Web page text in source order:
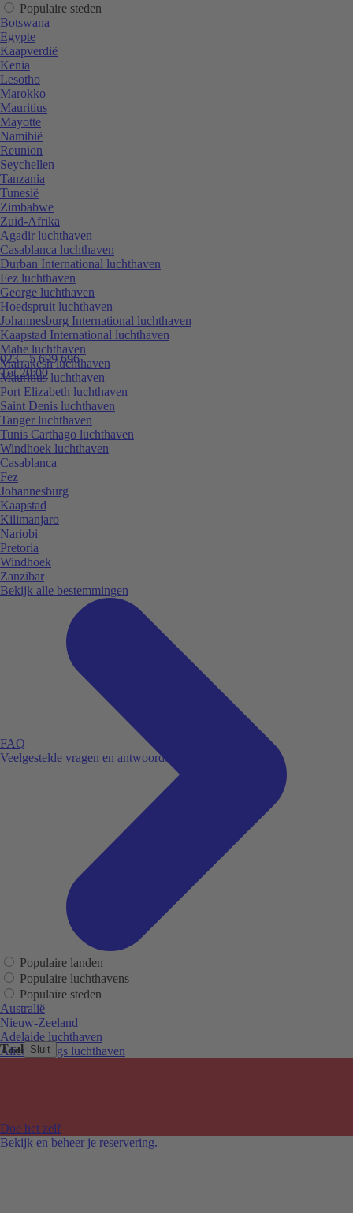
Taal Sluit
023 - 5 699 696
Tot 20:00
FAQ
Veelgestelde vragen en antwoorden.
Doe het zelf
Bekijk en beheer je reservering.
Populaire steden
Botswana
Egypte
Kaapverdië
Kenia
Lesotho
Marokko
Mauritius
Mayotte
Namibië
Reunion
Seychellen
Tanzania
Tunesië
Zimbabwe
Zuid-Afrika
Agadir luchthaven
Casablanca luchthaven
Durban International luchthaven
Fez luchthaven
George luchthaven
Hoedspruit luchthaven
Johannesburg International luchthaven
Kaapstad International luchthaven
Mahe luchthaven
Marrakesh luchthaven
Mauritius luchthaven
Port Elizabeth luchthaven
Saint Denis luchthaven
Tanger luchthaven
Tunis Carthago luchthaven
Windhoek luchthaven
Casablanca
Fez
Johannesburg
Kaapstad
Kilimanjaro
Nariobi
Pretoria
Windhoek
Zanzibar
Bekijk alle bestemmingen
Populaire landen
Populaire luchthavens
Populaire steden
Australië
Nieuw-Zeeland
Adelaide luchthaven
Alice Springs luchthaven
Melbourne Tullamarine luchthaven
Perth luchthaven
Sydney luchthaven